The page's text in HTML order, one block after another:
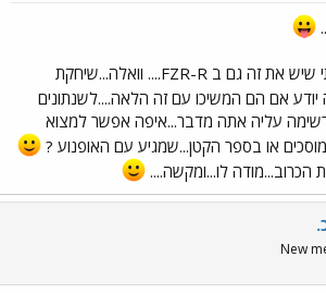
פשוט לא חשבתי שיש את זה גם ב FZR-R.... וואלה...שיחקת
אם הם המשיכו עם זה הלאה....לשנתונים
עליה אתה מדבר...איפה אפשר למצוא
או בספר הקטן...שמגיע עם האופנוע ?
הכרוב...מודה לו...ומקשה....
New